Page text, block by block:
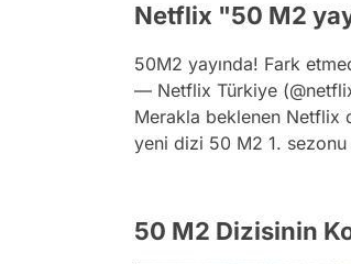
Netflix "50 M2
50M2 yayında! Fark
— Netflix Türkiye
Merakla beklenen Netflix
yeni dizi 50 M2 1.
50 M2 Dizisinin